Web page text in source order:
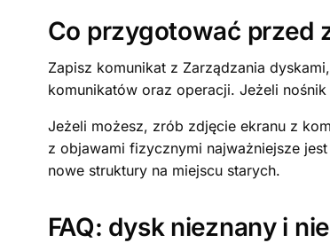
Co przygotować przed
Zapisz komunikat z Zarządzania
komunikatów oraz operacji. Jeżeli
Jeżeli możesz, zrób zdjęcie ekranu z
z objawami fizycznymi najważniejsze
nowe struktury na miejscu starych.
FAQ: dysk nieznany i